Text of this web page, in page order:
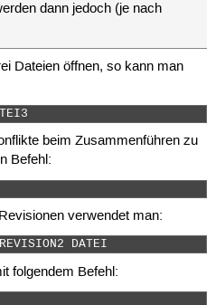
dann jedoch (je nach
Dateien öffnen, so kann man
beim Zusammenführen zu
Befehl:
verwendet man:
DATEI
folgendem Befehl: